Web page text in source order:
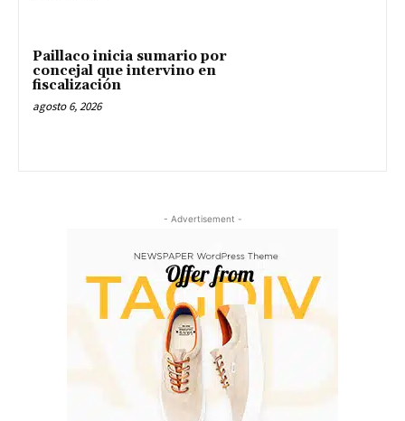
Paillaco inicia sumario por
concejal que intervino en
fiscalización
agosto 6, 2026
- Advertisement -